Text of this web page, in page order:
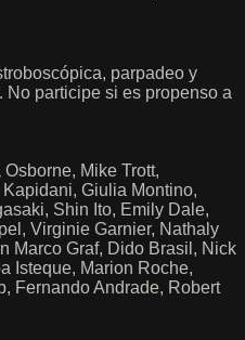
parpadeo y
participe si es propenso a
Mike Trott,
Giulia Montino,
Shin Ito, Emily Dale,
Virginie Garnier, Nathaly
Marco Graf, Dido Brasil, Nick
Isteque, Marion Roche,
Fernando Andrade, Robert